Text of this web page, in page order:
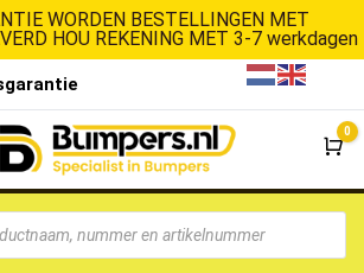
WORDEN BESTELLINGEN MET
HOU REKENING MET 3-7 werkdagen
De
0